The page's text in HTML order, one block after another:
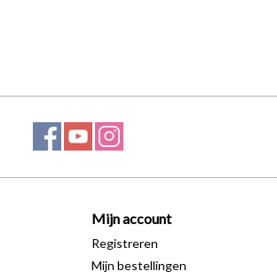
Mijn account
Registreren
Mijn bestellingen